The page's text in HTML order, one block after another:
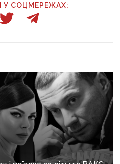
У СОЦМЕРЕЖАХ: